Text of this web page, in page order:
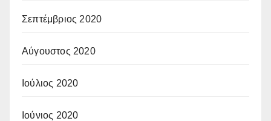
Σεπτέμβριος 2020
Αύγουστος 2020
Ιούλιος 2020
Ιούνιος 2020